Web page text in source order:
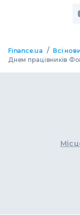
Finance.ua / Всі
Днем працівників